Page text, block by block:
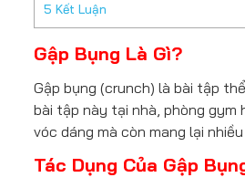
5 Kết Luận
Gập Bụng Là Gì?
Gập bụng (crunch) là bài tập
bài tập này tại nhà, phòng gym
vóc dáng mà còn mang lại
Tác Dụng Của Gập